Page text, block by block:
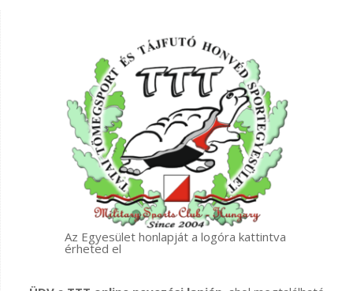
Az Egyesület honlapját a logóra kattintva
érheted el